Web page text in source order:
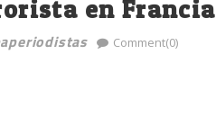
en Francia
Comment(0)